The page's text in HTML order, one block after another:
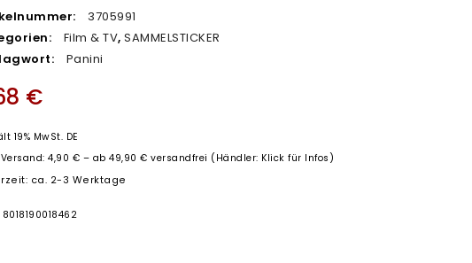
3705991
Film & TV,SAMMELSTICKER
Panini
€
19% MwSt. DE
Versand: 4,90 € – ab 49,90 € versandfrei (Händler: Klick für Infos)
ca. 2-3 Werktage
8018190018462